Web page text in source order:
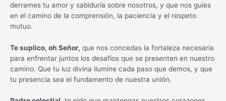
derrames tu amor y sabiduría sobre nosotros, y que nos guíes
en el camino de la comprensión, la paciencia y el respeto
mutuo.
Te suplico, oh Señor, que nos concedas la fortaleza necesaria
para enfrentar juntos los desafíos que se presenten en nuestro
camino. Que tu luz divina ilumine cada paso que demos, y que
tu presencia sea el fundamento de nuestra unión.